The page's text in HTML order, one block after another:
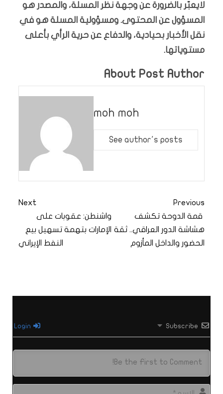
لايعبّر بالضرورة عن وجهة نظر المسلة، والمصدر هو
المسؤول عن المحتوى. ومسؤولية المسلة هو في
نقل الأخبار بحيادية، والدفاع عن حرية الرأي بأعلى
مستوياتها.
About Post Author
moh moh
See author's posts
Previous
قمة الدوحة تكشف
هشاشة الدور العراقي.. ثقة
الحضور والداخل المأزوم
Next
واشنطن: عقوبات على
الإمارات بتهمة تسهيل بيع
النفط الإيراني
Subscribe